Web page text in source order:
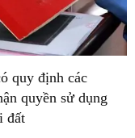
quy định các
quyền sử dụng
đất